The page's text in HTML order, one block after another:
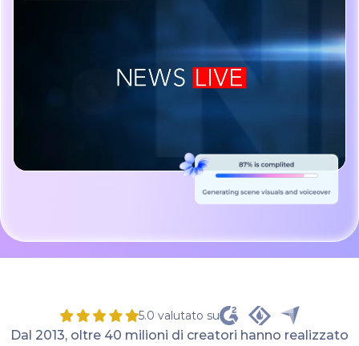
5.0 valutato su
Dal 2013, oltre 40 milioni di creatori hanno realizzato